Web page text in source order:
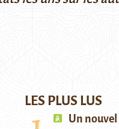
LES PLUS LUS
Un